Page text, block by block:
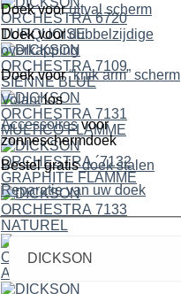
Doek voor
uitval scherm
Doek voordubbelzijdige
overkapping
Doek voor
“knik arm” scherm
Volantlos
Accessoiresvoor
zonneschermdoek
Bestel gratis doek stalen
Reparatie van uw doek
DICKSON